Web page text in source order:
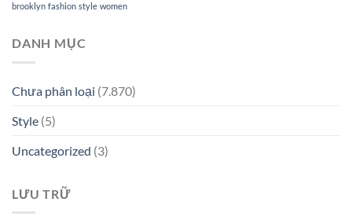
brooklyn fashion style women
DANH MỤC
Chưa phân loại (7.870)
Style (5)
Uncategorized (3)
LƯU TRỮ